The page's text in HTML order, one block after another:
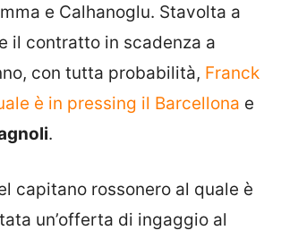
e Calhanoglu. Stavolta a
il contratto in scadenza a
con tutta probabilità, Franck
è in pressing il Barcellona e
.
capitano rossonero al quale è
un’offerta di ingaggio al